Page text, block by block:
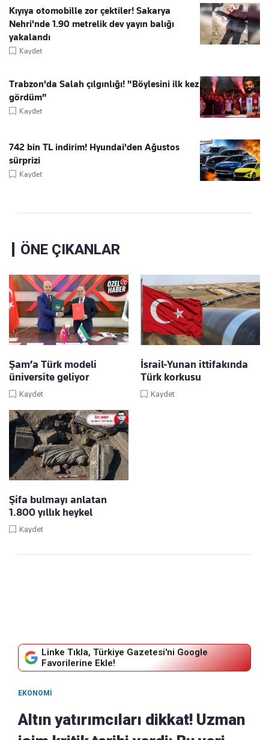
Kıyıya otomobille zor çektiler! Sakarya
Nehri'nde 1.90 metrelik dev yayın balığı
yakalandı
Kaydet
Trabzon'da Salah çılgınlığı! "Böylesini ilk kez
gördüm"
Kaydet
742 bin TL indirim! Hyundai'den Ağustos
sürprizi
Kaydet
ÖNE ÇIKANLAR
Şam’a Türk modeli
üniversite geliyor
Kaydet
İsrail-Yunan ittifakında
Türk korkusu
Kaydet
Şifa bulmayı anlatan
1.800 yıllık heykel
Kaydet
Linke Tıkla, Türkiye Gazetesi'ni Google
Favorilerine Ekle!
EKONOMI
Altın yatırımcıları dikkat! Uzman